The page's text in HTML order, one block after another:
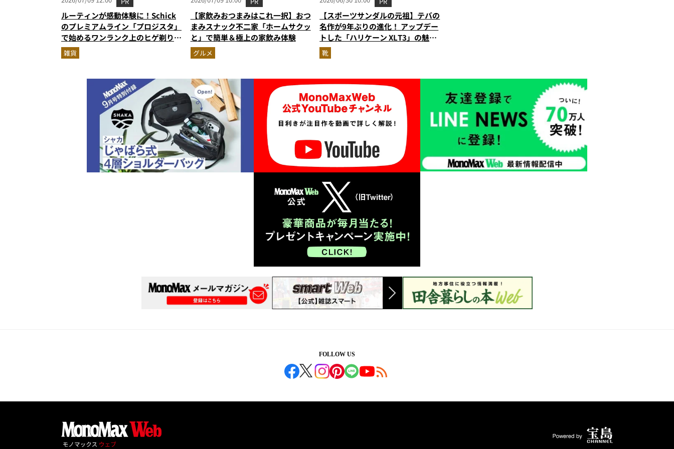
ルーティンが感動体験に！Schick
のプレミアムライン「プロジスタ」
で始めるワンランク上のヒゲ剃り習
慣
雑貨
【家飲みおつまみはこれ一択】おつ
まみスナック不二家「ホームサクッ
と」で簡単＆極上の家飲み体験
グルメ
【スポーツサンダルの元祖】テバの
名作が9年ぶりの進化！ アップデー
トした「ハリケーン XLT3」の魅力
を識者があらゆる角度から徹底解
説！
靴
FOLLOW US